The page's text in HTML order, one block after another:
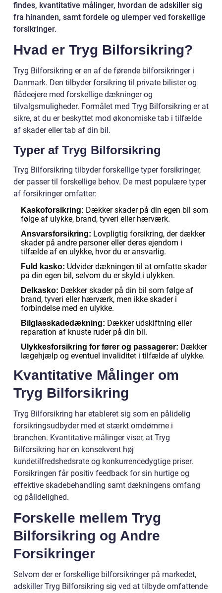
findes, kvantitative målinger, hvordan de adskiller sig
fra hinanden, samt fordele og ulemper ved forskellige
forsikringer.
Hvad er Tryg Bilforsikring?
Tryg Bilforsikring er en af de førende bilforsikringer i
Danmark. Den tilbyder forsikring til private bilister og
flådeejere med forskellige dækninger og
tilvalgsmuligheder. Formålet med Tryg Bilforsikring er at
sikre, at du er beskyttet mod økonomiske tab i tilfælde
af skader eller tab af din bil.
Typer af Tryg Bilforsikring
Tryg Bilforsikring tilbyder forskellige typer forsikringer,
der passer til forskellige behov. De mest populære typer
af forsikringer omfatter:
Kaskoforsikring: Dækker skader på din egen bil som
følge af ulykke, brand, tyveri eller hærværk.
Ansvarsforsikring: Lovpligtig forsikring, der dækker
skader på andre personer eller deres ejendom i
tilfælde af en ulykke, hvor du er ansvarlig.
Fuld kasko: Udvider dækningen til at omfatte skader
på din egen bil, selvom du er skyld i ulykken.
Delkasko: Dækker skader på din bil som følge af
brand, tyveri eller hærværk, men ikke skader i
forbindelse med en ulykke.
Bilglasskadedækning: Dækker udskiftning eller
reparation af knuste ruder på din bil.
Ulykkesforsikring for fører og passagerer: Dækker
lægehjælp og eventuel invaliditet i tilfælde af ulykke.
Kvantitative Målinger om
Tryg Bilforsikring
Tryg Bilforsikring har etableret sig som en pålidelig
forsikringsudbyder med et stærkt omdømme i
branchen. Kvantitative målinger viser, at Tryg
Bilforsikring har en konsekvent høj
kundetilfredshedsrate og konkurrencedygtige priser.
Forsikringen får positiv feedback for sin hurtige og
effektive skadebehandling samt dækningens omfang
og pålidelighed.
Forskelle mellem Tryg
Bilforsikring og Andre
Forsikringer
Selvom der er forskellige bilforsikringer på markedet,
adskiller Tryg Bilforsikring sig ved at tilbyde omfattende